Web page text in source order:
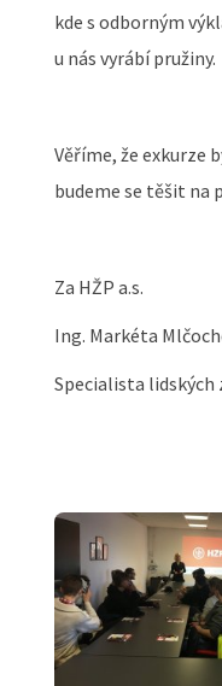
kde s odborným
u nás vyrábí pružiny.
Věříme, že exkurze
budeme se těšit na
Za HŽP a.s.
Ing. Markéta
Specialista lidských